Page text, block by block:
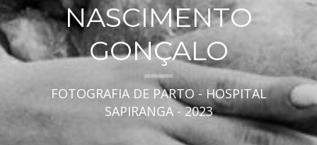
NASCIMENTO
GONÇALO
FOTOGRAFIA DE PARTO - HOSPITAL
SAPIRANGA - 2023